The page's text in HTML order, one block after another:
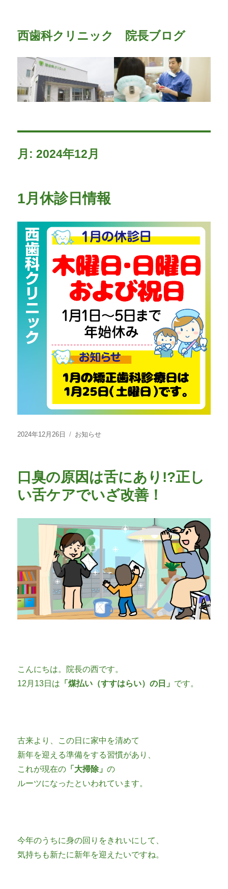
西歯科クリニック 院長ブログ
月:2024年12月
1月休診日情報
投
2024年12月26日
カ
ー
お知らせ
口臭の原因は舌にあり!?正し
い舌ケアでいざ改善！
こんにちは。院長の西です。
12月13日は 「煤払い（すすはらい）の日」 です。
古来より、この日に家中を清めて
新年を迎える準備をする習慣があり、
これが現在の 「大掃除」の
ルーツになったといわれています。
今年のうちに身の回りをきれいにして、
気持ちも新たに新年を迎えたいですね。